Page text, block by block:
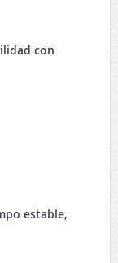
con
estable,